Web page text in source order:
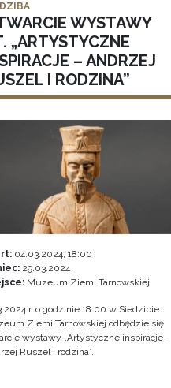
WYSTAWY
„ARTYSTYCZNE
– ANDRZEJ
I RODZINA”
04.03.2024, 18:00
29.03.2024
Muzeum Ziemi Tarnowskiej
r. o godzinie 18:00 w Siedzibie
Ziemi Tarnowskiej odbędzie się
wystawy „Artystyczne inspiracje –
Ruszel i rodzina”.